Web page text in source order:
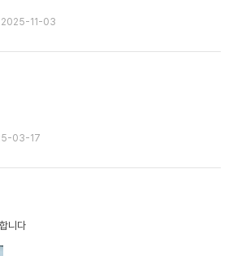
2025-11-03
03-17
니다